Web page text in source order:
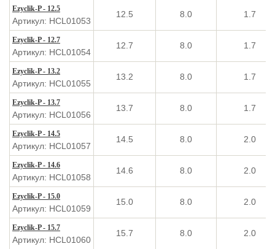
Ezyclik-P - 12.5
Артикул: HCL01053
12.5 8.0 1.7
Ezyclik-P - 12.7
Артикул: HCL01054
12.7 8.0 1.7
Ezyclik-P - 13.2
Артикул: HCL01055
13.2 8.0 1.7
Ezyclik-P - 13.7
Артикул: HCL01056
13.7 8.0 1.7
Ezyclik-P - 14.5
Артикул: HCL01057
14.5 8.0 2.0
Ezyclik-P - 14.6
Артикул: HCL01058
14.6 8.0 2.0
Ezyclik-P - 15.0
Артикул: HCL01059
15.0 8.0 2.0
Ezyclik-P - 15.7
Артикул: HCL01060
15.7 8.0 2.0